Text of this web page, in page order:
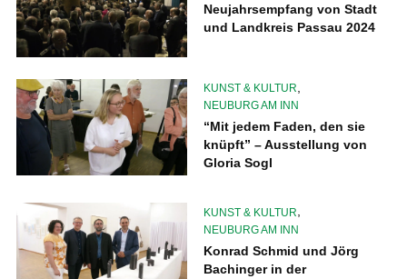
Neujahrsempfang von Stadt
und Landkreis Passau 2024
KUNST & KULTUR
NEUBURG AM INN
“Mit jedem Faden, den sie
knüpft” – Ausstellung von
Gloria Sogl
KUNST & KULTUR,
NEUBURG AM INN
Konrad Schmid und Jörg
Bachinger in der